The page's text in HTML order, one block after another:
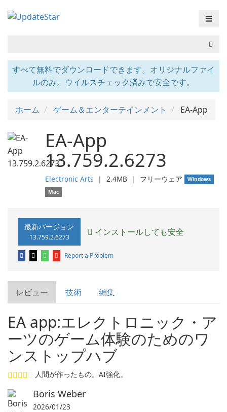
☰
すべて無料でダウンロードできます。オリジナルファイ
ルのみ。ウイルスチェック済みで安全です。
ホーム ゲーム＆エンターテインメント EA-App
EA-App
13.759.2.6273
Electronic Arts ❘ 2.4MB ❘ フリーウェア
Windows
Mac
最新バージョン
13.759.2.6273 インストールしても安全
Report a Problem
レビュー 技術 編集
EA app:エレクトロニック・ア
ーツのゲーム体験のためのワ
ンストップハブ
人間が作ったもの。AI強化。
Boris Weber
2026/01/23